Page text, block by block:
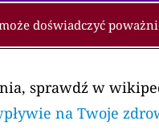
doświadczyć
sprawdź w
na Twoje